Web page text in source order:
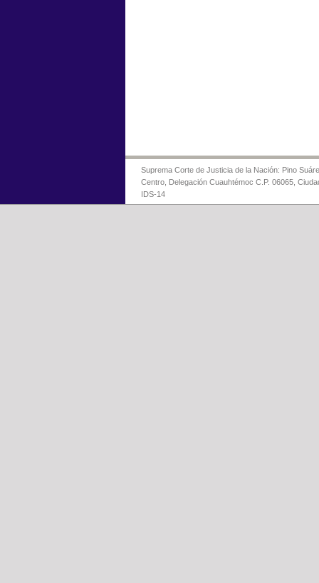
Suprema Corte de Justicia de la Nación: Pino
Centro, Delegación Cuauhtémoc C.P. 06065,
IDS-14